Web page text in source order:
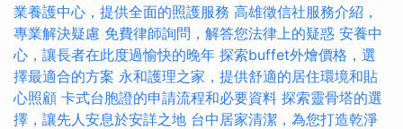
業養護中心，提供全面的照護服務 高雄徵信社服務介紹，
專業解決疑慮 免費律師詢問，解答您法律上的疑惑 安養中
心，讓長者在此度過愉快的晚年 探索buffet外燴價格，選
擇最適合的方案 永和護理之家，提供舒適的居住環境和貼
心照顧 卡式台胞證的申請流程和必要資料 探索靈骨塔的選
擇，讓先人安息於安詳之地 台中居家清潔，為您打造乾淨